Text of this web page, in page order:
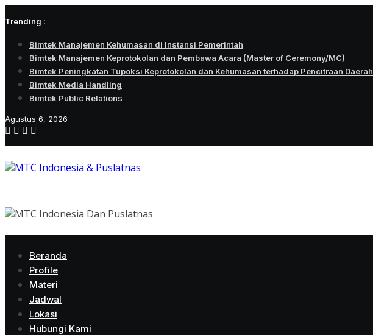
to
Trending :
Bimtek Manajemen Kehumasan di Instansi Pemerintah
Bimtek Manajemen Keprotokolan dan Pembawa Acara (Master of Ceremony/MC)
Bimtek Peningkatan Tupoksi Keprotokolan dan Kehumasan terhadap Pencitraan Daerah
Bimtek Media Handling
Bimtek Public Relations
Agustus 6, 2026
Beranda
Profile
Materi
Jadwal
Lokasi
Hubungi Kami